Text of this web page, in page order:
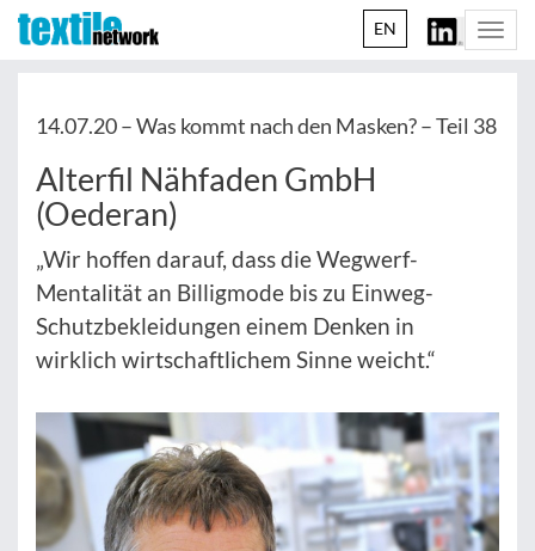
EN
14.07.20 –Was kommt nach den Masken? – Teil 38
Alterfil Nähfaden GmbH
(Oederan)
„Wir hoffen darauf, dass die Wegwerf-
Mentalität an Billigmode bis zu Einweg-
Schutzbekleidungen einem Denken in
wirklich wirtschaftlichem Sinne weicht.“